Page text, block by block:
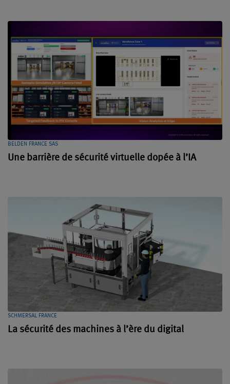
BELDEN FRANCE SAS
Une barrière de sécurité virtuelle dopée à l’IA
SCHMERSAL FRANCE
La sécurité des machines à l’ère du digital